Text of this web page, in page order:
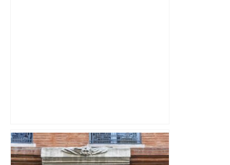
Top 14 : Perpignan mate le leader
Toulouse et quitte la dernière place –